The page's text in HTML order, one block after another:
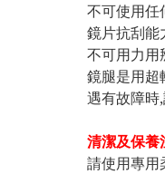
不可使用任
鏡片抗刮能
不可用力用
鏡腿是用超
遇有故障時
清潔及保養
請使用專用